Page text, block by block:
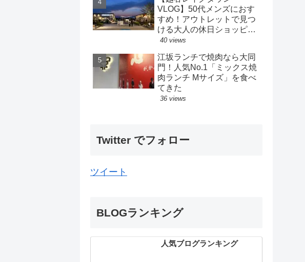
VLOG】50代メンズにおす
すめ！アウトレットで見つ
ける大人の休日ショッピン
グ
40 views
江坂ランチで焼肉なら大同
門！人気No.1「ミックス焼
肉ランチ Mサイズ」を食べ
てきた
36 views
Twitter でフォロー
ツイート
BLOGランキング
人気ブログランキング